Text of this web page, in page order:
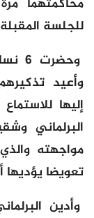
للجلسة
وأعيد
إليها
البرلماني
تعويضا يؤديها